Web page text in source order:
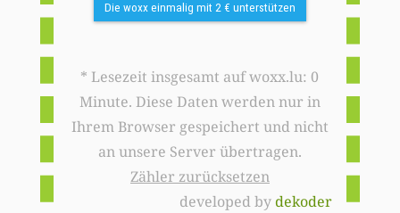
Die woxx einmalig mit 2 € unterstützen
* Lesezeit insgesamt auf woxx.lu: 0
Minute. Diese Daten werden nur in
Ihrem Browser gespeichert und nicht
an unsere Server übertragen.
Zähler zurücksetzen
developed bydekoder